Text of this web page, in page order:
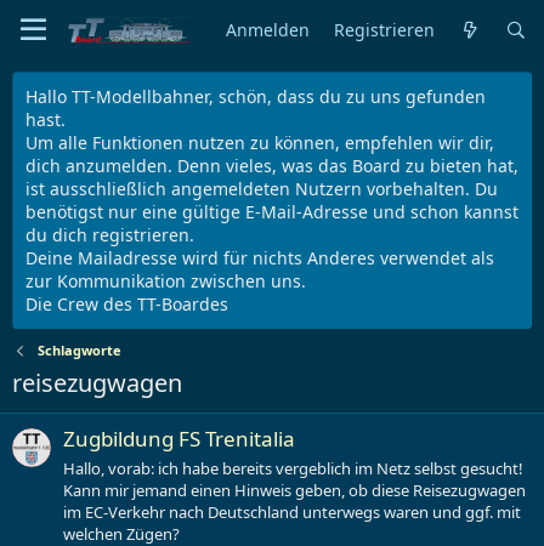
Anmelden Registrieren
Hallo TT-Modellbahner, schön, dass du zu uns gefunden
hast.
Um alle Funktionen nutzen zu können, empfehlen wir dir,
dich anzumelden. Denn vieles, was das Board zu bieten hat,
ist ausschließlich angemeldeten Nutzern vorbehalten. Du
benötigst nur eine gültige E-Mail-Adresse und schon kannst
du dich registrieren.
Deine Mailadresse wird für nichts Anderes verwendet als
zur Kommunikation zwischen uns.
Die Crew des TT-Boardes
Schlagworte
reisezugwagen
Zugbildung FS Trenitalia
Hallo, vorab: ich habe bereits vergeblich im Netz selbst gesucht!
Kann mir jemand einen Hinweis geben, ob diese Reisezugwagen
im EC-Verkehr nach Deutschland unterwegs waren und ggf. mit
welchen Zügen?